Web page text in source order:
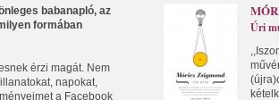
babanapló, az
formában
érzi magát. Nem
napokat,
a Facebook
Úri